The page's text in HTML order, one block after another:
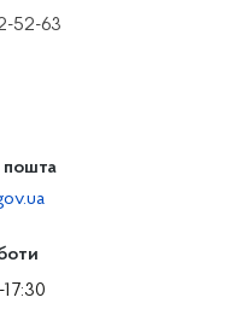
52-63
пошта
17:30